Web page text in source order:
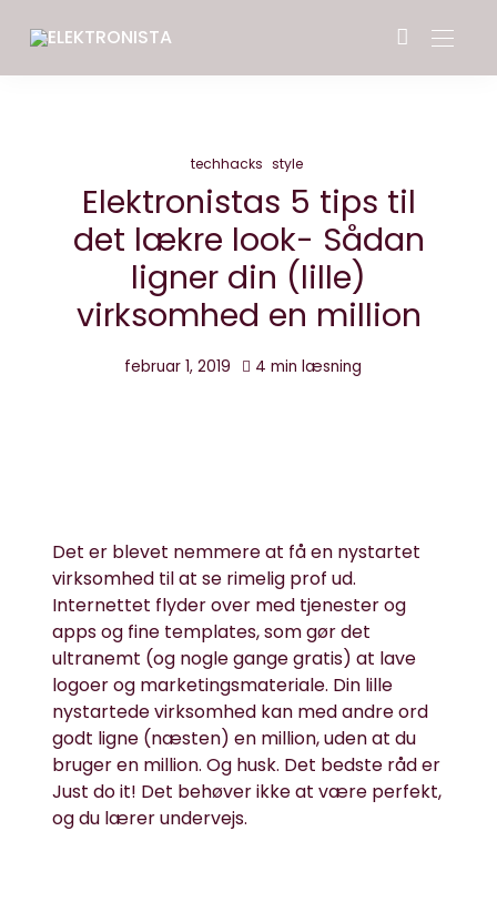
techhacks style
Elektronistas 5 tips til
det lækre look- Sådan
ligner din (lille)
virksomhed en million
februar 1, 2019 4 min læsning
Det er blevet nemmere at få en nystartet
virksomhed til at se rimelig prof ud.
Internettet flyder over med tjenester og
apps og fine templates, som gør det
ultranemt (og nogle gange gratis) at lave
logoer og marketingsmateriale. Din lille
nystartede virksomhed kan med andre ord
godt ligne (næsten) en million, uden at du
bruger en million. Og husk. Det bedste råd er
Just do it! Det behøver ikke at være perfekt,
og du lærer undervejs.